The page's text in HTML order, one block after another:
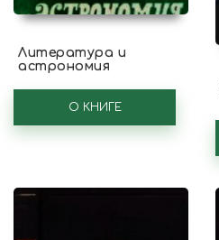
Литература и
астрономия
О КНИГЕ